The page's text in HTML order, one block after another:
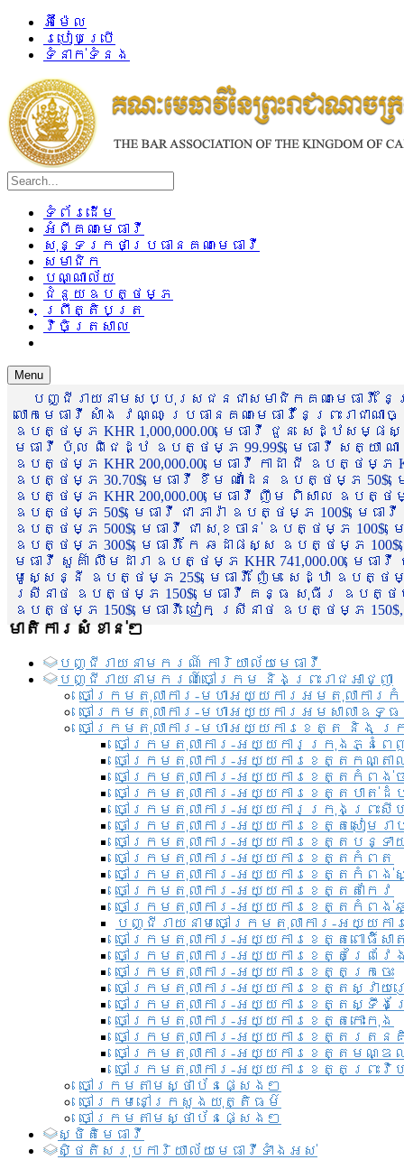
អ៊ីម៉ែល
របៀបប្រើ
ទំនាក់ទំនង
ទំព័រដើម
អំពីគណៈមេធាវី
សុន្ទរកថាប្រធានគណៈមេធាវី
សមាជិក
បណ្ណាល័យ
ជំនួយឧបត្ថម្ភ
ព្រឹត្តិបត្រ
វិចិត្រសាល
Menu
បញ្ជីរាយនាមសប្បុរសជនជាសមាជិកគណៈមេធាវី
លោកមេធាវី សាំង វណ្ណៈ ប្រធានគណៈមេធាវីនៃព្រះរា
ឧបត្ថម្ភ KHR 1,000,000.00, មេធាវី ជួន សេដ្ឋស
មេធាវី ប៉ុល ពិជេដ្ឋ ឧបត្ថម្ភ 99.99$, មេធាវី សត្យា ណ
ឧបត្ថម្ភ KHR 200,000.00, មេធាវី កាដា ជី ឧបត្ថម្ភ
ឧបត្ថម្ភ 30.70$, មេធាវី ខឹម ណាដែន ឧបត្ថម្ភ 50$,
ឧបត្ថម្ភ KHR 200,000.00, មេធាវី ញឹម ពិសាល ឧបត្ថ
ឧបត្ថម្ភ 50$, មេធាវី ជា ភារ៉ា ឧបត្ថម្ភ 100$, មេ
ឧបត្ថម្ភ 500$, មេធាវី ជា សុខចាន់ ឧបត្ថម្ភ
ឧបត្ថម្ភ 300$, មេធាវី កែ ឆដាផស្ស ឧបត្ថម្ភ
មេធាវី សួគ៌ា លឹមដារា ឧបត្ថម្ភ KHR 741,000.00, មេ
មូសេ្សន្នី ឧបត្ថម្ភ 25$, មេធាវី ញ៉ែម សេដ្ឋា ឧបត្ថ
ស្រីនាថ ឧបត្ថម្ភ 150$, មេធាវី គន្ធ សុធីរ ឧបត្ថម្ភ
ឧបត្ថម្ភ 150$, មេធាវី ជៀក ស្រីនាថ ឧបត្ថម្ភ 150$,
មាតិការសំខាន់ៗ
បញ្ជី​រាយ​នាមករណ៍ ការិយាល័យ​មេធាវី​
បញ្ជី​រាយ​នាមករណ៍​ចៅក្រម និងព្រះរាជអាជ្ញា
ចៅក្រមតុលាការ-មហាអយ្យការអមតុលាការ
ចៅក្រមតុលាការ-មហាអយ្យការអមសាលាឧទ្
ចៅក្រមតុលាការ-មហាអយ្យការខេត្ត និង ក្
ចៅក្រមតុលាការ-អយ្យការក្រុងភ្នំពេ
ចៅក្រមតុលាការ-អយ្យការខេត្តកណ្តា
ចៅក្រមតុលាការ-អយ្យការខេត្តកំពង់ច
ចៅក្រមតុលាការ-អយ្យការខេត្តបាត់ដំ
ចៅក្រមតុលាការ-អយ្យការ​ក្រុងព្រះសី
ចៅក្រមតុលាការ-អយ្យការខេត្តសៀមរា
ចៅក្រមតុលាការ-អយ្យការខេត្តបន្ទា
ចៅក្រមតុលាការ-អយ្យការខេត្តកំពត
ចៅក្រមតុលាការ-អយ្យការខេត្តកំពង់
ចៅក្រមតុលាការ-អយ្យការខេត្តតាកែវ
ចៅក្រមតុលាការ-អយ្យការខេត្តកំពង់
បញ្ជីរាយនាមចៅក្រមតុលាការ-អយ្យក
ចៅក្រមតុលាការ-អយ្យការខេត្តពោធិ៍សា
ចៅក្រមតុលាការ-អយ្យការខេត្តព្រៃវែ
ចៅក្រមតុលាការ-អយ្យការខេត្តក្រចេះ
ចៅក្រមតុលាការ-អយ្យការខេត្តស្វាយ
ចៅក្រមតុលាការ-អយ្យការខេត្តស្ទឹង
ចៅក្រមតុលាការ-អយ្យការខេត្តកោះកុង
ចៅក្រមតុលាការ-អយ្យការខេត្តរតន
ចៅក្រមតុលាការ-អយ្យការខេត្តមណ្
ចៅក្រមតុលាការ-អយ្យការខេត្តព្រះវិហ
ចៅក្រមតាមស្ថាប័នផ្សេងៗ
ចៅក្រមនៅក្រសួងយុត្តិធម៌
ចៅក្រមតាមស្ថាប័នផ្សេងៗ
ស្ថិតិមេធាវី
សិ្ថតិសរុបការិយាល័យមេធាវីទាំងអស់​